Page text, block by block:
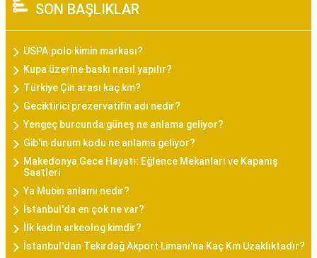
SON BAŞLIKLAR
USPA.polo kimin markası?
Kupa üzerine baskı nasıl yapılır?
Türkiye Çin arası kaç km?
Geciktirici prezervatifin adı nedir?
Yengeç burcunda güneş ne anlama geliyor?
Gib'in durum kodu ne anlama geliyor?
Makedonya Gece Hayatı: Eğlence Mekanları ve Kapanış
Saatleri
Ya Mubin anlamı nedir?
İstanbul'da en çok ne var?
İlk kadın arkeolog kimdir?
İstanbul'dan Tekirdağ Akport Limanı'na Kaç Km Uzaklıktadır?